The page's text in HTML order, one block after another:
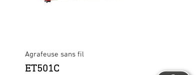
Agrafeuse sans fil
ET501C